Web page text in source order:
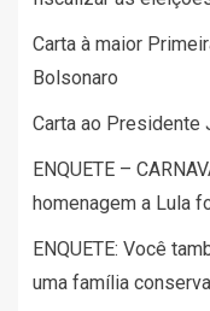
Carta à maior
Bolsonaro
Carta ao
ENQUETE –
homenagem a Lula
ENQUETE: Você
uma família